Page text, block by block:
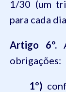
1/30 (um
para cada
Artigo 6º.
obrigações:
1º)